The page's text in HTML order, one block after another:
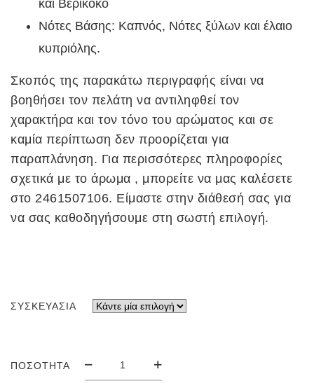
και Βερίκοκο
Νότες Βάσης: Καπνός, Νότες ξύλων και έλαιο
κυπριόλης.
Σκοπός της παρακάτω περιγραφής είναι να
βοηθήσει τον πελάτη να αντιληφθεί τον
χαρακτήρα και τον τόνο του αρώματος και σε
καμία περίπτωση δεν προορίζεται για
παραπλάνηση. Για περισσότερες πληροφορίες
σχετικά με το άρωμα , μπορείτε να μας καλέσετε
στο 2461507106. Είμαστε στην διάθεσή σας για
να σας καθοδηγήσουμε στη σωστή επιλογή.
ΣΥΣΚΕΥΑΣΊΑ
ΠΟΣΌΤΗΤΑ
ΆΡΩΜΑ
ANELLO